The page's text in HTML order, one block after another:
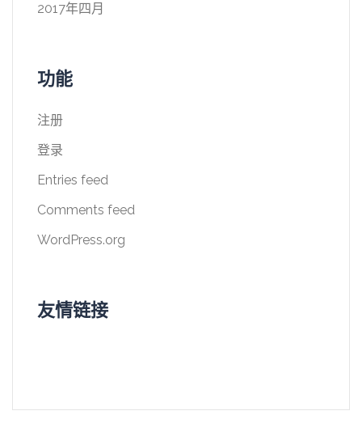
2017年四月
功能
注册
登录
Entries feed
Comments feed
WordPress.org
友情链接